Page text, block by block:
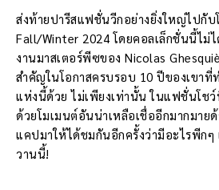
ส่งท้ายปารีสแฟชั่นวีกอย่างยิ่งใหญ่ไปกั
Fall/Winter 2024 โดยคอลเล็กชั่นนี้ไม่
งานมาสเตอร์พีซของ Nicolas
สำคัญในโอกาสครบรอบ 10 ปีของเขาที่
แห่งนี้ด้วย ไม่เพียงเท่านั้น ในแฟชั่นโชว์
ด้วยโมเมนต์อันน่าเหลือเชื่ออีกมากมาย
แคปมาให้ได้ชมกันอีกครั้งว่ามีอะไรพีกๆ
วานนี้!